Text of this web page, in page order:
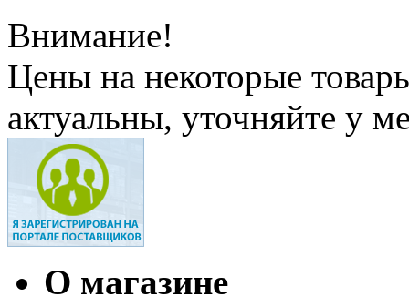
Внимание!
Цены на некоторые
актуальны, уточняйте у
О магазине